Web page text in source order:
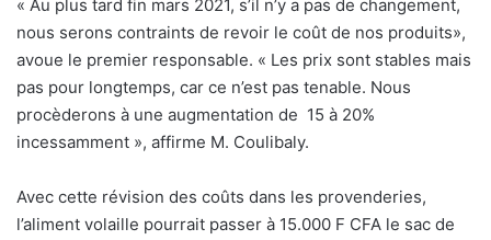
« Au plus tard fin mars 2021, s’il n’y a pas de changement,
nous serons contraints de revoir le coût de nos produits»,
avoue le premier responsable. « Les prix sont stables mais
pas pour longtemps, car ce n’est pas tenable. Nous
procèderons à une augmentation de 15 à 20%
incessamment », affirme M. Coulibaly.
Avec cette révision des coûts dans les provenderies,
l’aliment volaille pourrait passer à 15.000 F CFA le sac de